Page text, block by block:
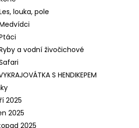
louka, pole
a vodní živočichové
S HENDIKEPEM
2025
2025
2025